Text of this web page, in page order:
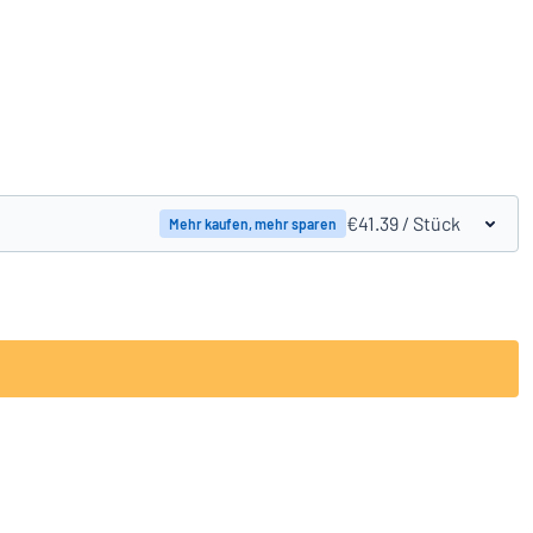
Mehr kaufen, mehr sparen €41.39 / Stück